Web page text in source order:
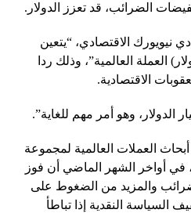
الضرائب، قد تعزز الدولار.
نيويورك الاقتصادي، “يتعين
العملة العالمية”، وذلك ردا
الاقتصادية.
الدولار، وهو أمر مهم للغاية”.
العملات العالمية لمجموعة
في أواخر الشهر الماضي أن فوز
والمزيد من الضغوط على
السياسة النقدية إذا تباطأ